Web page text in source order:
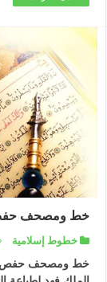
خط ومصحف حفص
خطوط إسلامية
خط ومصحف حفص